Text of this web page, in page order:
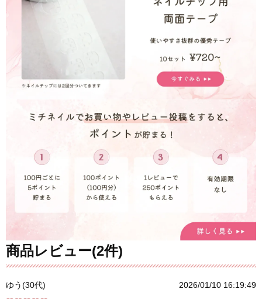
商品レビュー(2件)
ゆう(30代) 2026/01/10 16:19:49